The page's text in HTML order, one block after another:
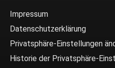
Impressum
Datenschutzerklärung
Privatsphäre-Einstellungen
Historie der Privatsphäre-